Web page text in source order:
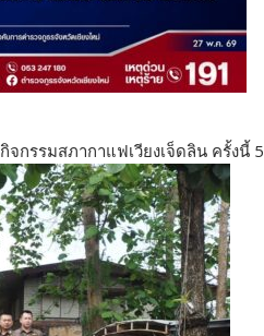
กรรมสภากาแฟเวียงเจ็ดลิน ครั้งนี้ 5